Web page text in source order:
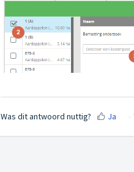
Was dit antwoord nuttig? Ja